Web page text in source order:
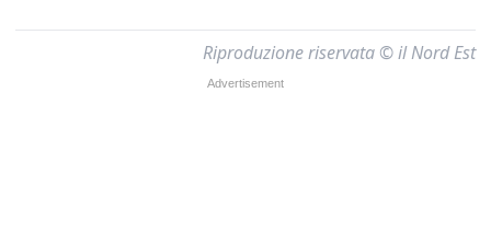
Riproduzione riservata © il Nord Est